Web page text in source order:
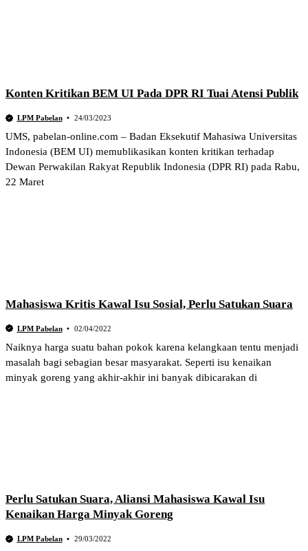
Konten Kritikan BEM UI Pada DPR RI Tuai Atensi Publik
LPM Pabelan 24/03/2023
UMS, pabelan-online.com – Badan Eksekutif Mahasiwa Universitas
Indonesia (BEM UI) memublikasikan konten kritikan terhadap
Dewan Perwakilan Rakyat Republik Indonesia (DPR RI) pada Rabu,
22 Maret
Mahasiswa Kritis Kawal Isu Sosial, Perlu Satukan Suara
LPM Pabelan 02/04/2022
Naiknya harga suatu bahan pokok karena kelangkaan tentu menjadi
masalah bagi sebagian besar masyarakat. Seperti isu kenaikan
minyak goreng yang akhir-akhir ini banyak dibicarakan di
Perlu Satukan Suara, Aliansi Mahasiswa Kawal Isu
Kenaikan Harga Minyak Goreng
LPM Pabelan 29/03/2022